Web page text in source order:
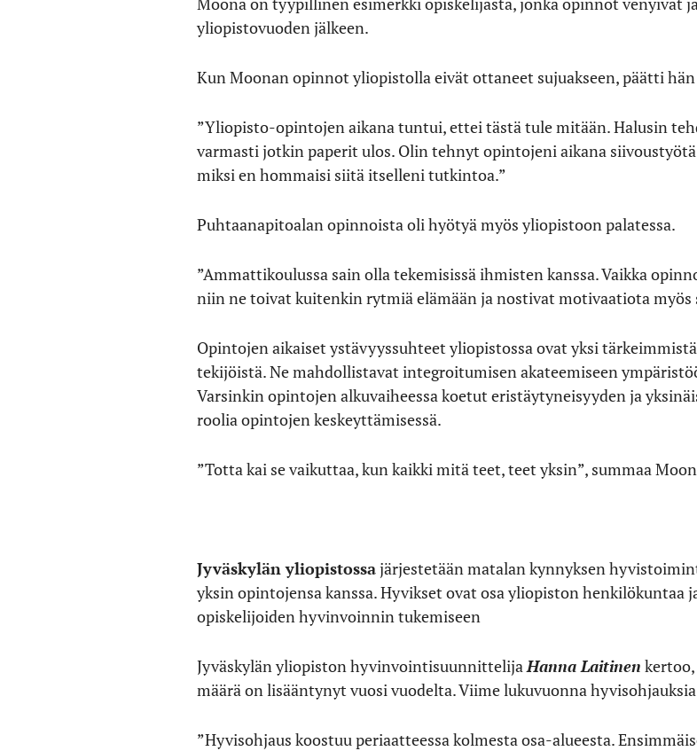
yliopistovuoden jälkeen.
Kun Moonan opinnot yliopistolla eivät ottaneet sujuakseen, päätti
”Yliopisto-opintojen aikana tuntui, ettei tästä tule mitään. Halusin
varmasti jotkin paperit ulos. Olin tehnyt opintojeni aikana
miksi en hommaisi siitä itselleni tutkintoa.”
Puhtaanapitoalan opinnoista oli hyötyä myös yliopistoon palatessa.
”Ammattikoulussa sain olla tekemisissä ihmisten kanssa. Vaikka
niin ne toivat kuitenkin rytmiä elämään ja nostivat motivaatiota
Opintojen aikaiset ystävyyssuhteet yliopistossa ovat yksi
tekijöistä. Ne mahdollistavat integroitumisen akateemiseen
Varsinkin opintojen alkuvaiheessa koetut eristäytyneisyyden ja
roolia opintojen keskeyttämisessä.
”Totta kai se vaikuttaa, kun kaikki mitä teet, teet yksin”, summaa
Jyväskylän yliopistossajärjestetään matalan kynnyksen
yksin opintojensa kanssa. Hyvikset ovat osa yliopiston henkilökuntaa
opiskelijoiden hyvinvoinnin tukemiseen
Jyväskylän yliopiston hyvinvointisuunnittelija Hanna Laitinen
määrä on lisääntynyt vuosi vuodelta. Viime lukuvuonna
”Hyvisohjaus koostuu periaatteessa kolmesta osa-alueesta.